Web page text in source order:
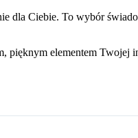
dla Ciebie. To wybór
pięknym elementem Twojej